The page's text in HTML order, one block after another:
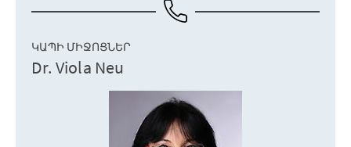
ԿԱՊԻ ՄԻՋՈՑՆԵՐ
Dr. Viola Neu